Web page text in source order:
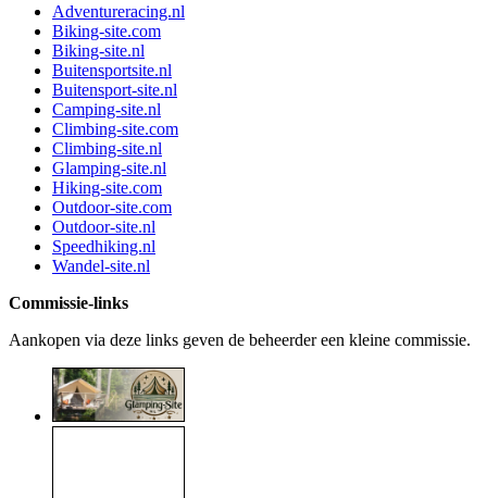
Adventureracing.nl
Biking-site.com
Biking-site.nl
Buitensportsite.nl
Buitensport-site.nl
Camping-site.nl
Climbing-site.com
Climbing-site.nl
Glamping-site.nl
Hiking-site.com
Outdoor-site.com
Outdoor-site.nl
Speedhiking.nl
Wandel-site.nl
Commissie-links
Aankopen via deze links geven de beheerder een kleine commissie.